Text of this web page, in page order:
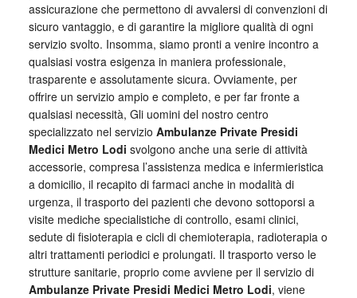
assicurazione che permettono di avvalersi di convenzioni di
sicuro vantaggio, e di garantire la migliore qualità di ogni
servizio svolto. Insomma, siamo pronti a venire incontro a
qualsiasi vostra esigenza in maniera professionale,
trasparente e assolutamente sicura. Ovviamente, per
offrire un servizio ampio e completo, e per far fronte a
qualsiasi necessità, Gli uomini del nostro centro
specializzato nel servizio Ambulanze Private Presidi
Medici Metro Lodi svolgono anche una serie di attività
accessorie, compresa l’assistenza medica e infermieristica
a domicilio, il recapito di farmaci anche in modalità di
urgenza, il trasporto dei pazienti che devono sottoporsi a
visite mediche specialistiche di controllo, esami clinici,
sedute di fisioterapia e cicli di chemioterapia, radioterapia o
altri trattamenti periodici e prolungati. Il trasporto verso le
strutture sanitarie, proprio come avviene per il servizio di
Ambulanze Private Presidi Medici Metro Lodi, viene